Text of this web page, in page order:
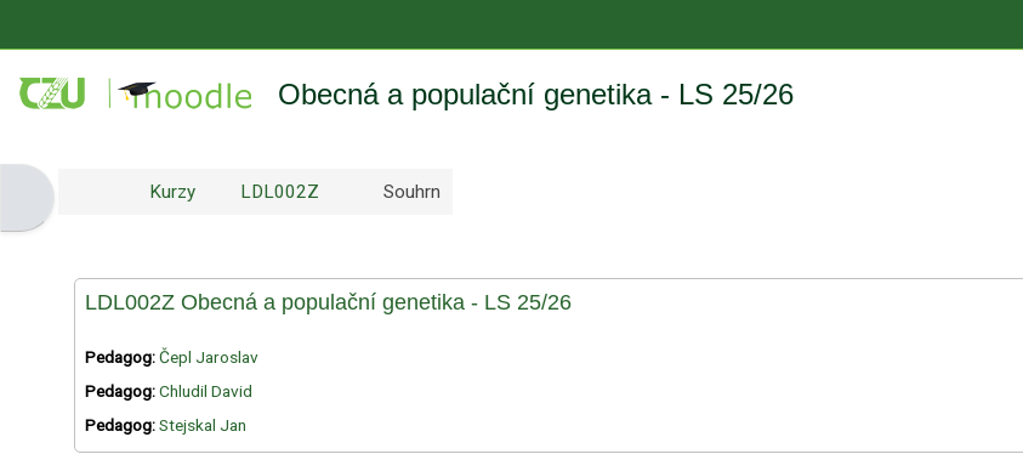
Obecná a populační genetika - LS 25/26
Otevřít panel blokuKurzy LDL002Z Souhrn
LDL002Z Obecná a populační genetika - LS 25/26
Pedagog:Čepl Jaroslav
Pedagog:Chludil David
Pedagog:Stejskal Jan